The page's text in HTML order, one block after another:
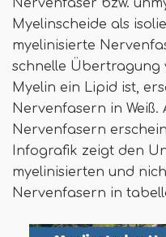
Nervenfaser bzw.
Myelinscheide als
myelinisierte
schnelle Übertragung
Myelin ein Lipid ist,
Nervenfasern in
Nervenfasern
Infografik zeigt den
myelinisierten und
Nervenfasern in